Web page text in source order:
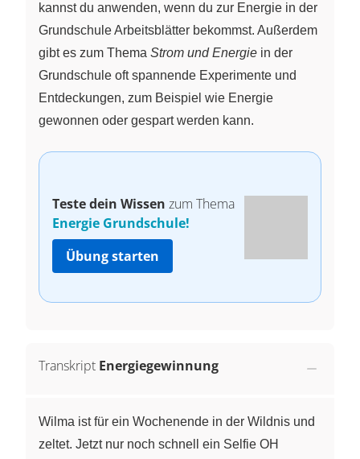
kannst du anwenden, wenn du zur Energie in der
Grundschule Arbeitsblätter bekommst. Außerdem
gibt es zum Thema Strom und Energie in der
Grundschule oft spannende Experimente und
Entdeckungen, zum Beispiel wie Energie
gewonnen oder gespart werden kann.
Teste dein Wissen zum Thema
Energie Grundschule!
Übung starten
Transkript Energiegewinnung
Wilma ist für ein Wochenende in der Wildnis und
zeltet. Jetzt nur noch schnell ein Selfie OH